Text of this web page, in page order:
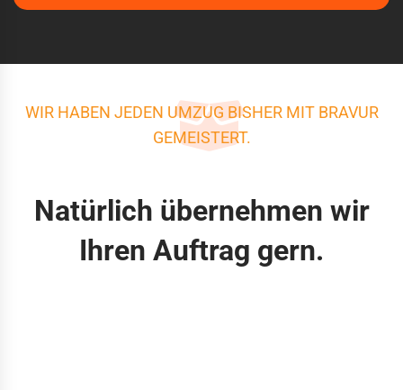
WIR HABEN JEDEN UMZUG BISHER MIT BRAVUR
GEMEISTERT.
Natürlich übernehmen wir
Ihren Auftrag gern.